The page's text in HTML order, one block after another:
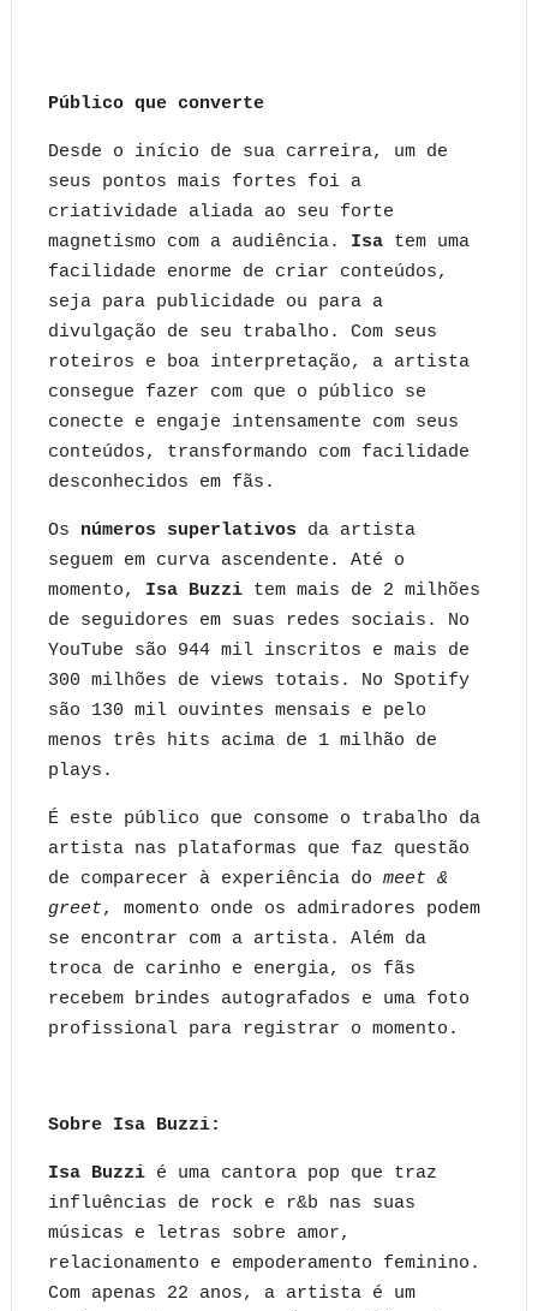
Público que converte
Desde o início de sua carreira, um de
seus pontos mais fortes foi a
criatividade aliada ao seu forte
magnetismo com a audiência. Isa tem uma
facilidade enorme de criar conteúdos,
seja para publicidade ou para a
divulgação de seu trabalho. Com seus
roteiros e boa interpretação, a artista
consegue fazer com que o público se
conecte e engaje intensamente com seus
conteúdos, transformando com facilidade
desconhecidos em fãs.
Os números superlativos da artista
seguem em curva ascendente. Até o
momento, Isa Buzzitem mais de 2 milhões
de seguidores em suas redes sociais. No
YouTube são 944 mil inscritos e mais de
300 milhões de views totais. No Spotify
são 130 mil ouvintes mensais e pelo
menos três hits acima de 1 milhão de
plays.
É este público que consome o trabalho da
artista nas plataformas que faz questão
de comparecer à experiência do meet &
greet, momento onde os admiradores podem
se encontrar com a artista. Além da
troca de carinho e energia, os fãs
recebem brindes autografados e uma foto
profissional para registrar o momento.
Sobre Isa Buzzi:
Isa Buzzi é uma cantora pop que traz
influências de rock e r&b nas suas
músicas e letras sobre amor,
relacionamento e empoderamento feminino.
Com apenas 22 anos, a artista é um